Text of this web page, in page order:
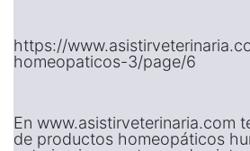
https://
homeopaticos-3/page/6
En www.asistirveterinaria.com
de productos homeopáticos